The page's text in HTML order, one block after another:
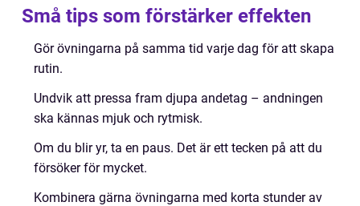
Små tips som förstärker effekten
Gör övningarna på samma tid varje dag för att skapa
rutin.
Undvik att pressa fram djupa andetag – andningen
ska kännas mjuk och rytmisk.
Om du blir yr, ta en paus. Det är ett tecken på att du
försöker för mycket.
Kombinera gärna övningarna med korta stunder av